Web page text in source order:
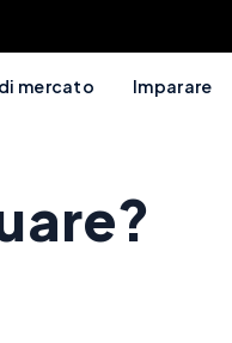
mercato Imparare